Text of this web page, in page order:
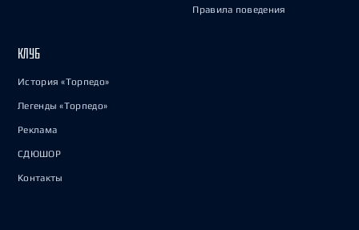
Правила поведения
КЛУБ
История «Торпедо»
Легенды «Торпедо»
Реклама
СДЮШОР
Контакты